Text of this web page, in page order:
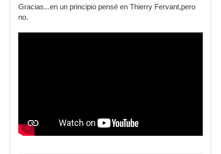
Gracias...en un principio pensé en Thierry Fervant,pero
no.